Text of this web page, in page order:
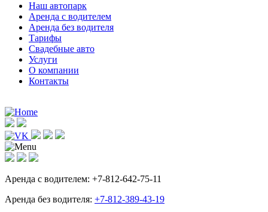
Наш автопарк
Аренда с водителем
Аренда без водителя
Тарифы
Свадебные авто
Услуги
О компании
Контакты
Аренда с водителем: +7-812-642-75-11
Аренда без водителя: +7-812-389-43-19